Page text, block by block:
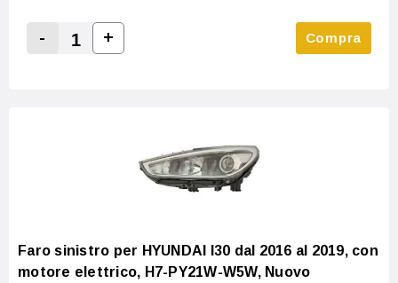
Decrease Quantity:
-
Increase Quantity:
+ Compra
Faro sinistro per HYUNDAI I30 dal 2016 al 2019, con
motore elettrico, H7-PY21W-W5W, Nuovo